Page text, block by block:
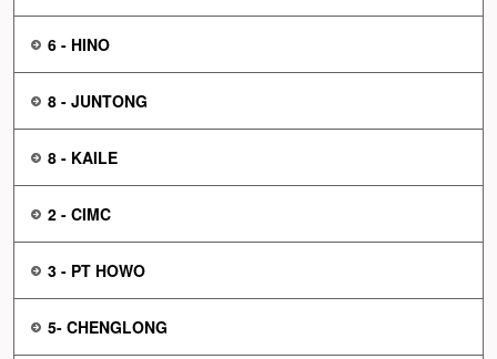
6 - HINO
8 - JUNTONG
8 - KAILE
2 - CIMC
3 - PT HOWO
5- CHENGLONG